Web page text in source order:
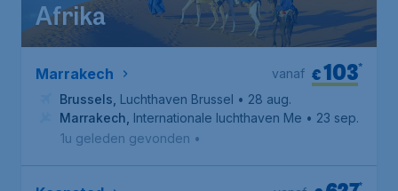
Afrika
Marrakech €103*
vanaf
Brussels Luchthaven Brussel • 28 aug.
Marrakech Internationale luchthaven Menara• 23 sep.
1u geleden gevonden •
*